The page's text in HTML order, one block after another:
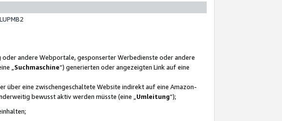
oder andere Webportale, gesponserter Werbedienste oder andere
„ Suchmaschine“) generierten oder angezeigten Link auf eine
über eine zwischengeschaltete Website indirekt auf eine Amazon-
bewusst aktiv werden müsste (eine „ Umleitung“);